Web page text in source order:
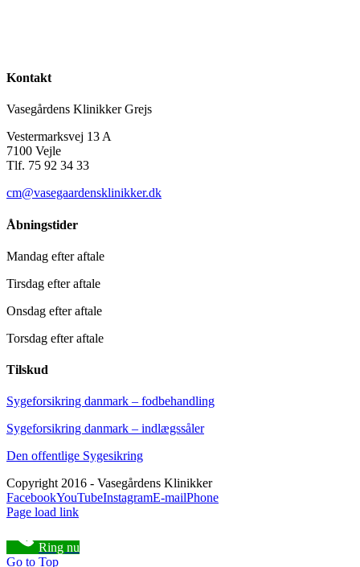
Kontakt
Vasegårdens Klinikker Grejs
Vestermarksvej 13 A
7100 Vejle
Tlf. 75 92 34 33
cm@vasegaardensklinikker.dk
Åbningstider
Mandag efter aftale
Tirsdag efter aftale
Onsdag efter aftale
Torsdag efter aftale
Tilskud
Sygeforsikring danmark – fodbehandling
Sygeforsikring danmark – indlægssåler
Den offentlige Sygesikring
Copyright 2016 - Vasegårdens Klinikker
FacebookYouTubeInstagramE-mailPhone
Page load link
Ring nu
Go to Top